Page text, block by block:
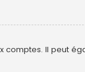
Il peut